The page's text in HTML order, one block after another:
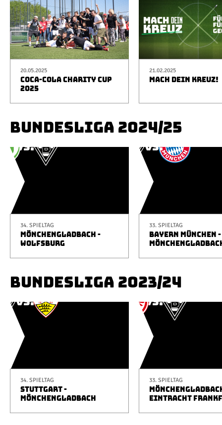
20.05.2025
COCA-COLA CHARITY CUP
2025
21.02.2025
MACH DEIN KREUZ!
BUNDESLIGA 2024/25
34. SPIELTAG
MÖNCHENGLADBACH -
WOLFSBURG
33. SPIELTAG
BAYERN MÜNCHEN -
BUNDESLIGA 2023/24
34. SPIELTAG
STUTTGART -
MÖNCHENGLADBACH
33. SPIELTAG
EINTRACHT